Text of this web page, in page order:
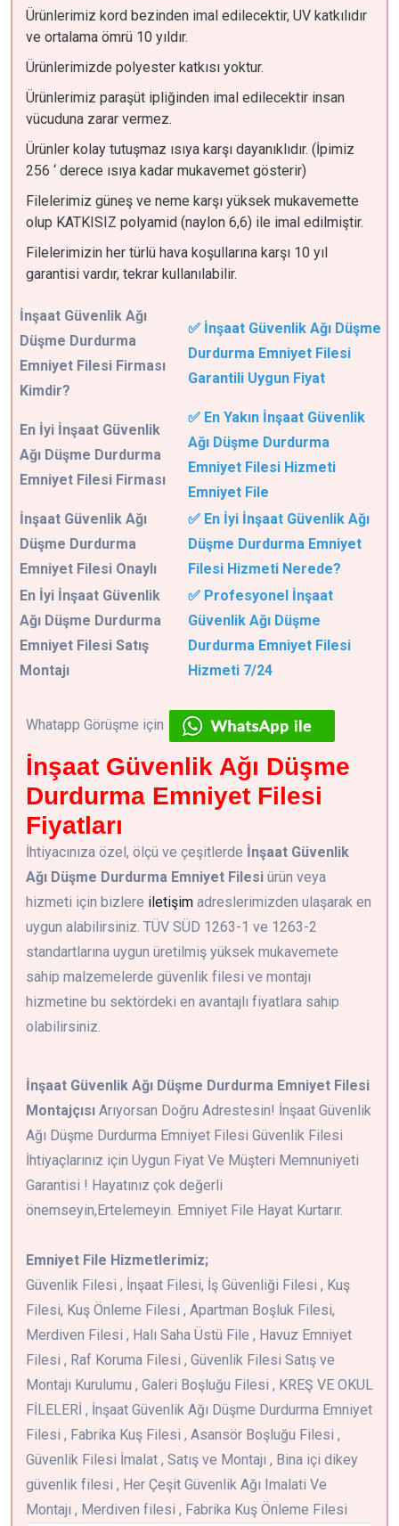
Ürünlerimiz kord bezinden imal edilecektir, UV katkılıdır
ve ortalama ömrü 10 yıldır.
Ürünlerimizde polyester katkısı yoktur.
Ürünlerimiz paraşüt ipliğinden imal edilecektir insan
vücuduna zarar vermez.
Ürünler kolay tutuşmaz ısıya karşı dayanıklıdır. (İpimiz
256 ‘ derece ısıya kadar mukavemet gösterir)
Filelerimiz güneş ve neme karşı yüksek mukavemette
olup KATKISIZ polyamid (naylon 6,6) ile imal edilmiştir.
Filelerimizin her türlü hava koşullarına karşı 10 yıl
garantisi vardır, tekrar kullanılabilir.
İnşaat Güvenlik Ağı
Düşme Durdurma
Emniyet Filesi Firması
Kimdir?
✅ İnşaat Güvenlik Ağı Düşme
Durdurma Emniyet Filesi
Garantili Uygun Fiyat
En İyi İnşaat Güvenlik
Ağı Düşme Durdurma
Emniyet Filesi Firması
✅ En Yakın İnşaat Güvenlik
Ağı Düşme Durdurma
Emniyet Filesi Hizmeti
Emniyet File
İnşaat Güvenlik Ağı
Düşme Durdurma
Emniyet Filesi Onaylı
✅ En İyi İnşaat Güvenlik Ağı
Düşme Durdurma Emniyet
Filesi Hizmeti Nerede?
En İyi İnşaat Güvenlik
Ağı Düşme Durdurma
Emniyet Filesi Satış
Montajı
✅ Profesyonel İnşaat
Güvenlik Ağı Düşme
Durdurma Emniyet Filesi
Hizmeti 7/24
Whatapp Görüşme için
İnşaat Güvenlik Ağı Düşme
Durdurma Emniyet Filesi
Fiyatları
İhtiyacınıza özel, ölçü ve çeşitlerde İnşaat Güvenlik
Ağı Düşme Durdurma Emniyet Filesi ürün veya
hizmeti için bizlere iletişim adreslerimizden ulaşarak en
uygun alabilirsiniz. TÜV SÜD 1263-1 ve 1263-2
standartlarına uygun üretilmiş yüksek mukavemete
sahip malzemelerde güvenlik filesi ve montajı
hizmetine bu sektördeki en avantajlı fiyatlara sahip
olabilirsiniz.
İnşaat Güvenlik Ağı Düşme Durdurma Emniyet Filesi
Montajçısı Arıyorsan Doğru Adrestesin! İnşaat Güvenlik
Ağı Düşme Durdurma Emniyet Filesi Güvenlik Filesi
İhtiyaçlarınız için Uygun Fiyat Ve Müşteri Memnuniyeti
Garantisi ! Hayatınız çok değerli
önemseyin,Ertelemeyin. Emniyet File Hayat Kurtarır.
Emniyet File Hizmetlerimiz;
Güvenlik Filesi , İnşaat Filesi, İş Güvenliği Filesi , Kuş
Filesi, Kuş Önleme Filesi , Apartman Boşluk Filesi,
Merdiven Filesi , Halı Saha Üstü File , Havuz Emniyet
Filesi , Raf Koruma Filesi , Güvenlik Filesi Satış ve
Montajı Kurulumu , Galeri Boşluğu Filesi , KREŞ VE OKUL
FİLELERİ , İnşaat Güvenlik Ağı Düşme Durdurma Emniyet
Filesi , Fabrika Kuş Filesi , Asansör Boşluğu Filesi ,
Güvenlik Filesi İmalat , Satış ve Montajı , Bina içi dikey
güvenlik filesi , Her Çeşit Güvenlik Ağı Imalati Ve
Montajı , Merdiven filesi , Fabrika Kuş Önleme Filesi